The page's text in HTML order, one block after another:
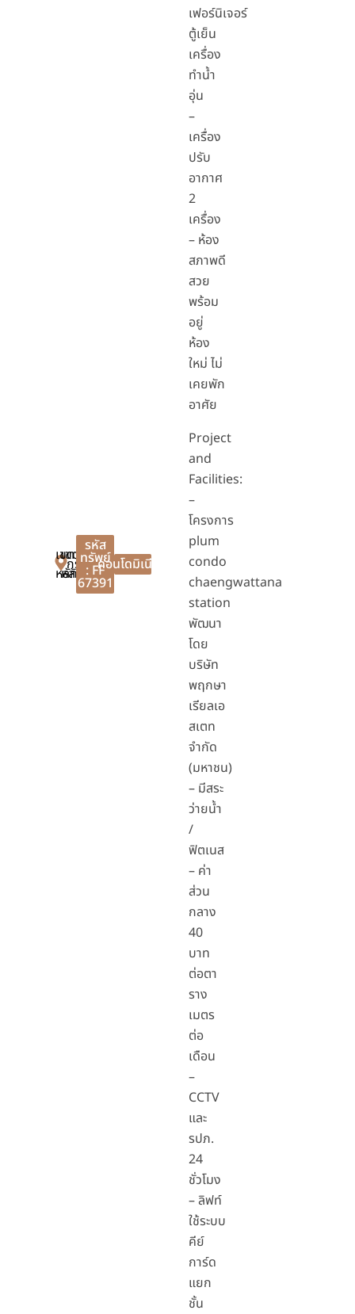
เขต
หลักสี่
เขต
หลักสี่
กรุงเทพมหานคร
รหัส
ทรัพย์
: FF
67391
คอนโดมิเนียม
เฟอร์นิเจอร์
ตู้เย็น
เครื่อง
ทำน้ำ
อุ่น
–
เครื่อง
ปรับ
อากาศ
2
เครื่อง
– ห้อง
สภาพดี
สวย
พร้อม
อยู่
ห้อง
ใหม่ ไม่
เคยพัก
อาศัย
Project
and
Facilities:
–
โครงการ
plum
condo
chaengwattana
station
พัฒนา
โดย
บริษัท
พฤกษา
เรียลเอ
สเตท
จำกัด
(มหาชน)
– มีสระ
ว่ายน้ำ
/
ฟิตเนส
– ค่า
ส่วน
กลาง
40
บาท
ต่อตา
ราง
เมตร
ต่อ
เดือน
–
CCTV
และ
รปภ.
24
ชั่วโมง
– ลิฟท์
ใช้ระบบ
คีย์
การ์ด
แยก
ชั้น